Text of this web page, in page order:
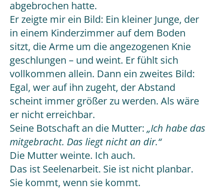
abgebrochen hatte.
Er zeigte mir ein Bild: Ein kleiner Junge, der
in einem Kinderzimmer auf dem Boden
sitzt, die Arme um die angezogenen Knie
geschlungen – und weint. Er fühlt sich
vollkommen allein. Dann ein zweites Bild:
Egal, wer auf ihn zugeht, der Abstand
scheint immer größer zu werden. Als wäre
er nicht erreichbar.
Seine Botschaft an die Mutter: „Ich habe das
mitgebracht. Das liegt nicht an dir.“
Die Mutter weinte. Ich auch.
Das ist Seelenarbeit. Sie ist nicht planbar.
Sie kommt, wenn sie kommt.